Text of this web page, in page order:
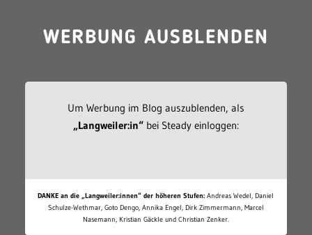
WERBUNG AUSBLENDEN
Um Werbung im Blog auszublenden, als
„Langweiler:in“bei Steady einloggen:
DANKE an die „Langweiler:innen“ der höheren Stufen: Andreas Wedel, Daniel
Schulze-Wethmar, Goto Dengo, Annika Engel, Dirk Zimmermann, Marcel
Nasemann, Kristian Gäckle und Christian Zenker.